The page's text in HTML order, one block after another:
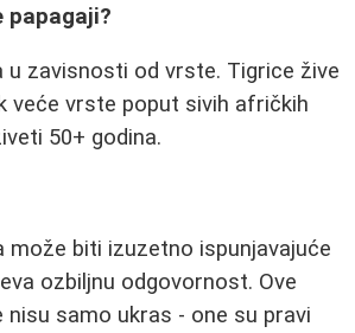
papagaji?
u zavisnosti od vrste. Tigrice žive
veće vrste poput sivih afričkih
50+ godina.
može biti izuzetno ispunjavajuće
ozbiljnu odgovornost. Ove
nisu samo ukras - one su pravi